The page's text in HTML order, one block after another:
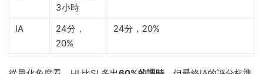
3小時
IA
24分，
20%
24分，20%